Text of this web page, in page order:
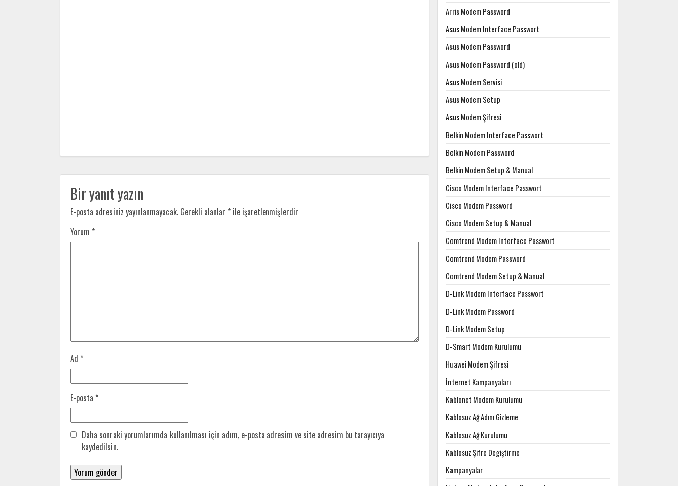
Bir yanıt yazın
E-posta adresiniz yayınlanmayacak. Gerekli alanlar * ile işaretlenmişlerdir
Yorum *
Ad *
E-posta *
Daha sonraki yorumlarımda kullanılması için adım, e-posta adresim ve site adresim bu tarayıcıya
kaydedilsin.
Arris Modem Password
Asus Modem Interface Passwort
Asus Modem Password
Asus Modem Password (old)
Asus Modem Servisi
Asus Modem Setup
Asus Modem Şifresi
Belkin Modem Interface Passwort
Belkin Modem Password
Belkin Modem Setup & Manual
Cisco Modem Interface Passwort
Cisco Modem Password
Cisco Modem Setup & Manual
Comtrend Modem Interface Passwort
Comtrend Modem Password
Comtrend Modem Setup & Manual
D-Link Modem Interface Passwort
D-Link Modem Password
D-Link Modem Setup
D-Smart Modem Kurulumu
Huawei Modem Şifresi
İnternet Kampanyaları
Kablonet Modem Kurulumu
Kablosuz Ağ Adını Gizleme
Kablosuz Ağ Kurulumu
Kablosuz Şifre Degiştirme
Kampanyalar